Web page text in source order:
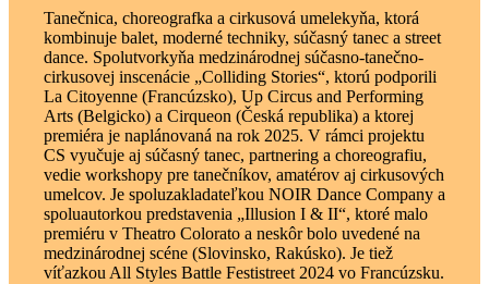
Tanečnica, choreografka a cirkusová umelekyňa, ktorá
kombinuje balet, moderné techniky, súčasný tanec a street
dance. Spolutvorkyňa medzinárodnej súčasno-tanečno-
cirkusovej inscenácie „Colliding Stories“, ktorú podporili
La Citoyenne (Francúzsko), Up Circus and Performing
Arts (Belgicko) a Cirqueon (Česká republika) a ktorej
premiéra je naplánovaná na rok 2025. V rámci projektu
CS vyučuje aj súčasný tanec, partnering a choreografiu,
vedie workshopy pre tanečníkov, amatérov aj cirkusových
umelcov. Je spoluzakladateľkou NOIR Dance Company a
spoluautorkou predstavenia „Illusion I & II“, ktoré malo
premiéru v Theatro Colorato a neskôr bolo uvedené na
medzinárodnej scéne (Slovinsko, Rakúsko). Je tiež
víťazkou All Styles Battle Festistreet 2024 vo Francúzsku.